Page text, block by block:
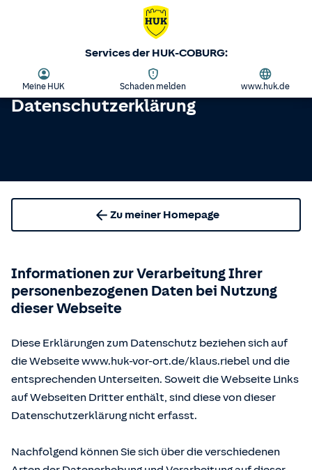
Services der HUK-COBURG:
Meine HUK Schaden melden www.huk.de
Datenschutzerklärung
Zu meiner Homepage
Informationen zur Verarbeitung Ihrer
personenbezogenen Daten bei Nutzung
dieser Webseite
Diese Erklärungen zum Datenschutz beziehen sich auf
die Webseite www.huk-vor-ort.de/klaus.riebel und die
entsprechenden Unterseiten. Soweit die Webseite Links
auf Webseiten Dritter enthält, sind diese von dieser
Datenschutzerklärung nicht erfasst.
Nachfolgend können Sie sich über die verschiedenen